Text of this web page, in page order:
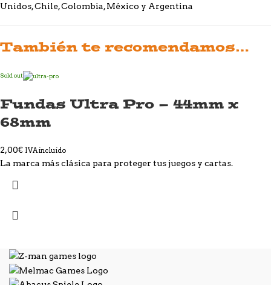
Unidos, Chile, Colombia, México y Argentina
También te recomendamos…
Sold out
Fundas Ultra Pro – 44mm x
68mm
2,00€ IVA incluido
La marca más clásica para proteger tus juegos y cartas.